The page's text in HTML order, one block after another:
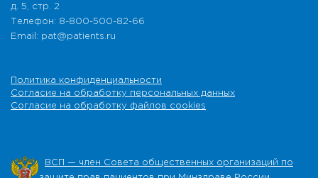
д. 5, стр. 2
Телефон: 8-800-500-82-66
Email: pat@patients.ru
Политика конфиденциальности
Согласие на обработку персональных данных
Согласие на обработку файлов cookies
ВСП — член Совета общественных организаций по